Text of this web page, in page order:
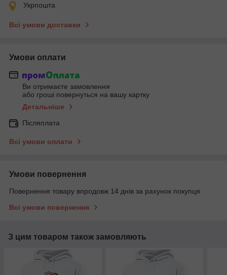
Укрпошта
Всі умови доставки
Умови оплати
Ви отримаєте замовлення
або гроші повернуться на вашу картку
Детальніше
Післяплата
Всі умови оплати
Умови повернення
Повернення товару впродовж 14 днів за рахунок покупця
Всі умови повернення
З цим товаром також замовляють